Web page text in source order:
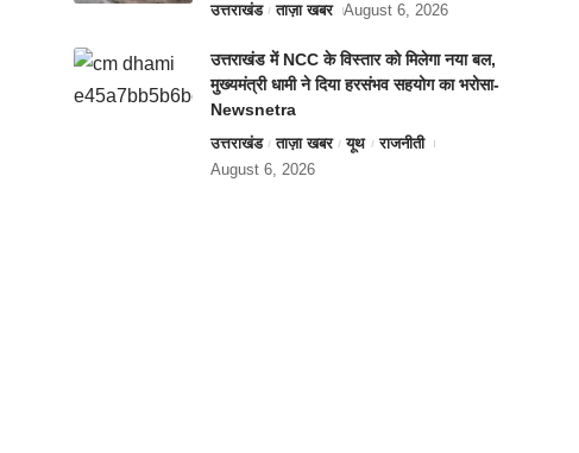
उत्तराखंड ताज़ा खबर August 6, 2026
उत्तराखंड में NCC के विस्तार को मिलेगा नया बल,
मुख्यमंत्री धामी ने दिया हरसंभव सहयोग का भरोसा-
Newsnetra
उत्तराखंड ताज़ा खबर यूथ
राजनीती
August 6, 2026